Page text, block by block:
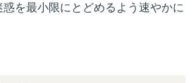
を最小限にとどめるよう速やかに